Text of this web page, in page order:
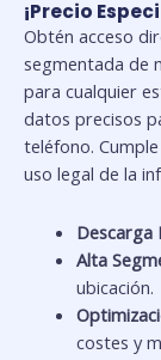
¡Precio
Obtén acceso
segmentada de
para cualquier
datos precisos
teléfono.
uso legal de la
Descarga
Alta
ubicación.
costes y